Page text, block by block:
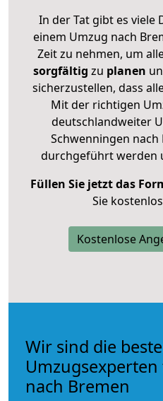
In der Tat gibt es viele
einem Umzug nach
Zeit zu nehmen, um
sorgfältig zu planen
sicherzustellen, dass
Mit der richtigen
deutschlandweiter
Schwenningen
durchgeführt werden
Füllen Sie jetzt das
Sie
Kostenlose
Wir sind die
nach Bremen